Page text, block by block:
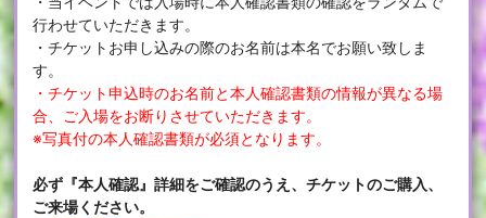
行わせていただきます。
・チケットお申し込みの際のお名前は本名でお願い致しま
す。
・チケット申込時のお名前と本人確認書類の情報が異なる場
合、ご入場をお断りさせていただきます。
※写真付の本人確認書類が必須となります。
必ず『本人確認』詳細をご確認のうえ、チケットのご購入、
ご来場ください。